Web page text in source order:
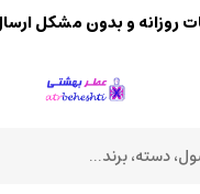
روزانه و بدون مشکل
دسته، برند...